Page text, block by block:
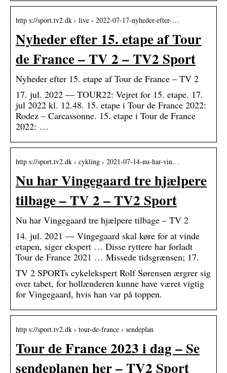
http s://sport.tv2.dk › live › 2022-07-17-nyheder-efter-…
Nyheder efter 15. etape af Tour
de France – TV 2 – TV2 Sport
Nyheder efter 15. etape af Tour de France – TV 2
17. jul. 2022 — TOUR22: Vejret for 15. etape. 17.
jul 2022 kl. 12.48. 15. etape i Tour de France 2022:
Rodez – Carcassonne. 15. etape i Tour de France
2022: …
http s://sport.tv2.dk › cykling › 2021-07-14-nu-har-vin…
Nu har Vingegaard tre hjælpere
tilbage – TV 2 – TV2 Sport
Nu har Vingegaard tre hjælpere tilbage – TV 2
14. jul. 2021 — Vingegaard skal køre for at vinde
etapen, siger ekspert … Disse ryttere har forladt
Tour de France 2021 … Missede tidsgrænsen; 17.
TV 2 SPORTs cykelekspert Rolf Sørensen ærgrer sig
over tabet, for hollænderen kunne have været vigtig
for Vingegaard, hvis han var på toppen.
http s://sport.tv2.dk › tour-de-france › sendeplan
Tour de France 2023 i dag – Se
sendeplanen her – TV2 Sport